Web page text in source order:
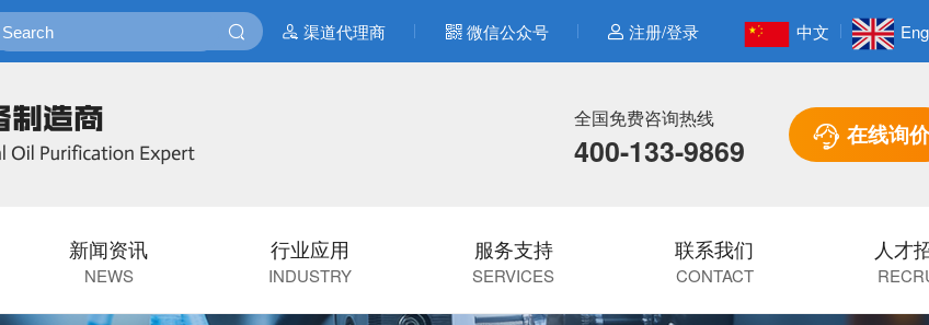
渠道代理商 微信公众号 注册/登录 中文
全国免费咨询热线
400-133-9869 在线询价
新闻资讯
NEWS
行业应用
INDUSTRY
服务支持
SERVICES
联系我们
CONTACT
人才